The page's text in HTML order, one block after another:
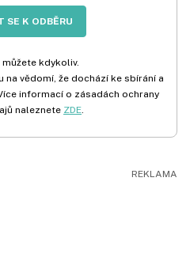
SE K ODBĚRU
kdykoliv.
na vědomí, že dochází ke sbírání a
informací o zásadách ochrany
naleznete ZDE.